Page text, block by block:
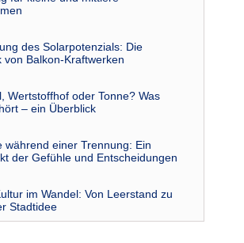
des Solarpotenzials: Die
von Balkon-Kraftwerken
Wertstoffhof oder Tonne? Was
– ein Überblick
während einer Trennung: Ein
der Gefühle und Entscheidungen
im Wandel: Von Leerstand zu
Stadtidee